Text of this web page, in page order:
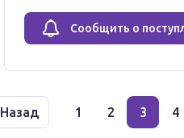
Сообщить о
Назад 1 2 3 4